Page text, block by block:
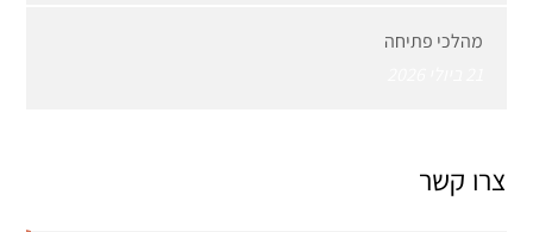
מהלכי פתיחה
צרו קשר